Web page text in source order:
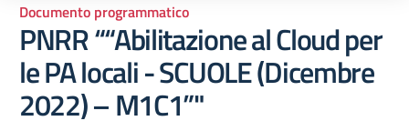
Documento programmatico
PNRR ““Abilitazione al Cloud per
le PA locali - SCUOLE (Dicembre
2022) – M1C1”"